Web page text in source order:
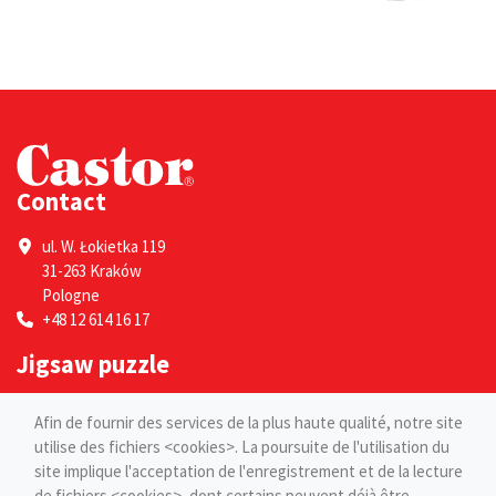
Contact
ul. W. Łokietka 119
31-263 Kraków
Pologne
+48 12 614 16 17
Jigsaw puzzle
Pour les enfants
Pages
Afin de fournir des services de la plus haute qualité, notre site
utilise des fichiers <cookies>. La poursuite de l'utilisation du
site implique l'acceptation de l'enregistrement et de la lecture